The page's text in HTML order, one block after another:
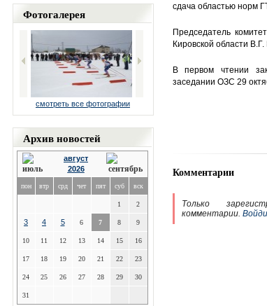
Фотогалерея
смотреть все фотографии
Архив новостей
август
2026
пон втр срд чет пят суб вск
1 2
3 4 5 6 7 8 9
10 11 12 13 14 15 16
17 18 19 20 21 22 23
24 25 26 27 28 29 30
31
сдача областью норм
Председатель
Кировской области
В первом чтении
заседании ОЗС 29
Комментарии
Только
комментарии.